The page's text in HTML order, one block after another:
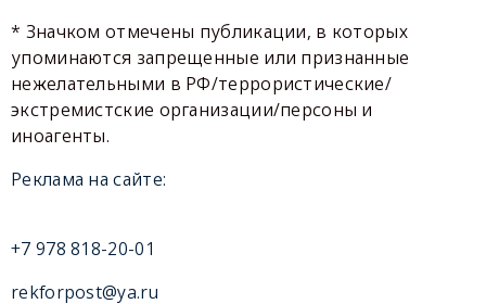
* Значком отмечены публикации, в которых
упоминаются запрещенные или признанные
нежелательными в РФ/террористические/
экстремистские организации/персоны и
иноагенты.
Реклама на сайте:
+7 978 818-20-01
rekforpost@ya.ru